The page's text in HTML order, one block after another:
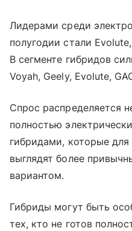
Лидерами среди
полугодии стали
В сегменте гибридов
Voyah, Geely, Evolute,
Спрос распределяется
полностью
гибридами, которые для
выглядят более
вариантом.
Гибриды могут быть
тех, кто не готов